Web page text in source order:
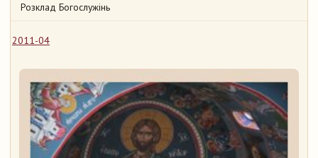
Розклад Богослужінь
2011-04